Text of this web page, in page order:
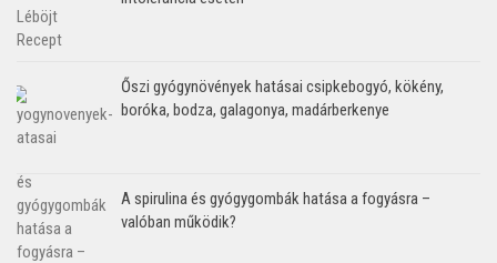
Őszi gyógynövények hatásai csipkebogyó, kökény,
boróka, bodza, galagonya, madárberkenye
A spirulina és gyógygombák hatása a fogyásra –
valóban működik?